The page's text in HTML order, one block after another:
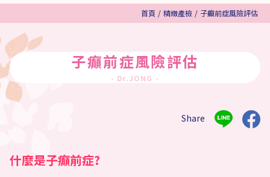
首頁 / 精緻產檢 / 子癲前症風險評估
子癲前症風險評估
- Dr.JONG -
Share
什麼是子癲前症?